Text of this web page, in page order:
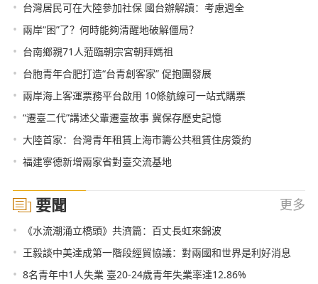
• 台灣居民可在大陸參加社保 國台辦解讀：考慮週全
• 兩岸“困”了？何時能夠清醒地破解僵局？
• 台南鄉親71人蒞臨朝宗宮朝拜媽祖
• 台胞青年合肥打造“台青創客家” 促抱團發展
• 兩岸海上客運票務平台啟用 10條航線可一站式購票
• “遷臺二代”講述父輩遷臺故事 冀保存歷史記憶
• 大陸首家：台灣青年租賃上海市籌公共租賃住房簽約
• 福建寧德新增兩家省對臺交流基地
要聞 更多
• 《水流潮涌立橋頭》共濟篇：百丈長虹來錦波
• 王毅談中美達成第一階段經貿協議：對兩國和世界是利好消息
• 8名青年中1人失業 臺20-24歲青年失業率達12.86%